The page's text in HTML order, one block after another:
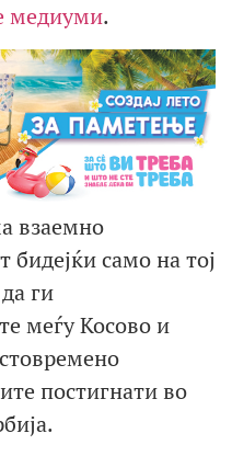
медиуми.
взаемно
само на тој
ги
меѓу Косово и
постигнати во